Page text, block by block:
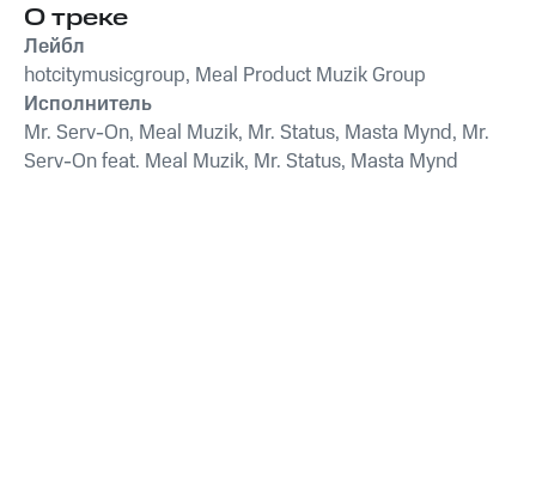
О треке
Лейбл
hotcitymusicgroup, Meal Product Muzik Group
Исполнитель
Mr. Serv-On, Meal Muzik, Mr. Status, Masta Mynd, Mr.
Serv-On feat. Meal Muzik, Mr. Status, Masta Mynd